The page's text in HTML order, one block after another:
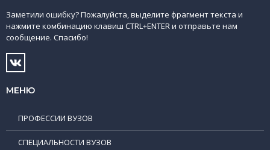
Заметили ошибку? Пожалуйста, выделите фрагмент текста и
нажмите комбинацию клавиш CTRL+ENTER и отправьте нам
сообщение. Спасибо!
МЕНЮ
ПРОФЕССИИ ВУЗОВ
СПЕЦИАЛЬНОСТИ ВУЗОВ